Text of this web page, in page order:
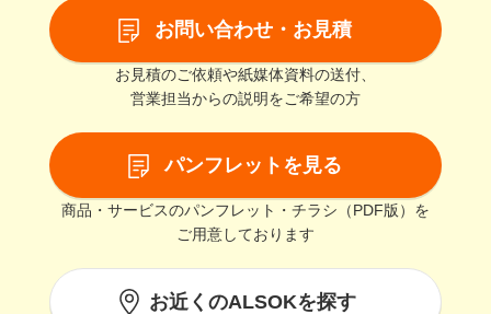
お問い合わせ・お見積
お見積のご依頼や紙媒体資料の送付、
営業担当からの説明をご希望の方
パンフレットを見る
商品・サービスのパンフレット・チラシ（PDF版）を
ご用意しております
お近くのALSOKを探す